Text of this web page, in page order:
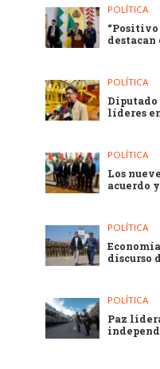
POLÍTICA
“Positivo
destacan
POLÍTICA
líderes
POLÍTICA
Los
acuerdo
POLÍTICA
discurso
POLÍTICA
Paz